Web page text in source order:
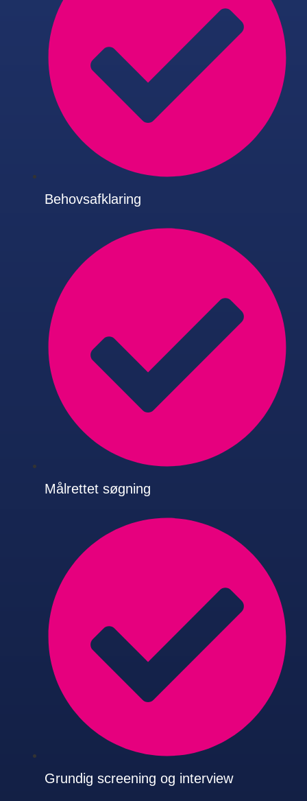
Behovsafklaring
Målrettet søgning
Grundig screening og interview